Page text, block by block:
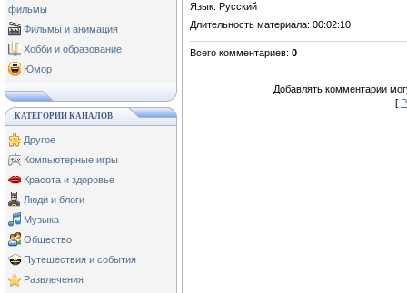
фильмы
Фильмы и анимация
Хобби и образование
Юмор
КАТЕГОРИИ КАНАЛОВ
Другое
Компьютерные игры
Красота и здоровье
Люди и блоги
Музыка
Общество
Путешествия и события
Развлечения
Язык: Русский
Длительность материала: 00:02:10
Всего комментариев: 0
Добавлять комментарии
[